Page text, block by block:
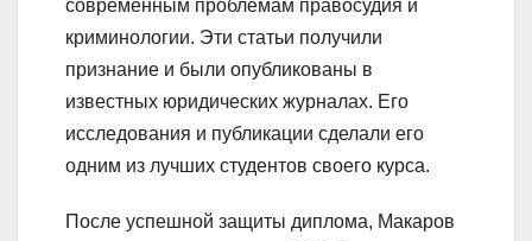
современным проблемам правосудия и
криминологии. Эти статьи получили
признание и были опубликованы в
известных юридических журналах. Его
исследования и публикации сделали его
одним из лучших студентов своего курса.
После успешной защиты диплома, Макаров